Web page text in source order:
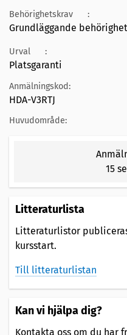
Behörighetskrav :
Grundläggande behörighet
Urval :
Platsgaranti
Anmälningskod:
HDA-V3RTJ
Huvudområde:
15
Litteraturlista
Litteraturlistor
kursstart.
Till litteraturlistan
Kan vi hjälpa dig?
Kontakta oss om du har